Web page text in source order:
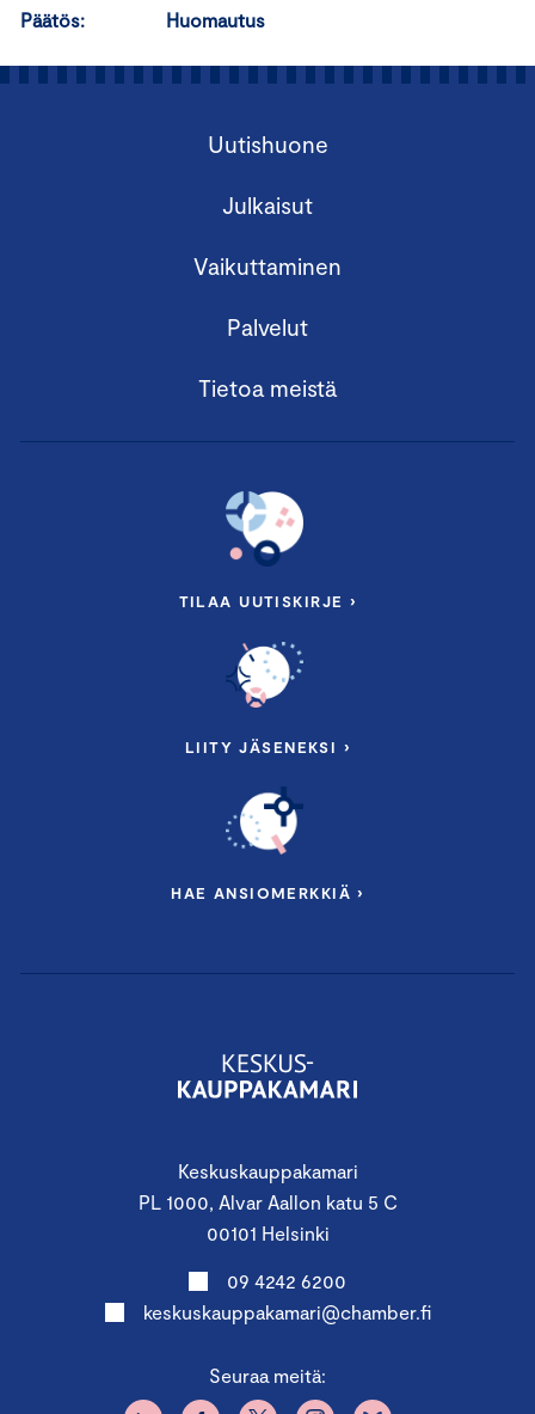
Päätös: Huomautus
Keskuskauppakamari
PL 1000, Alvar Aallon katu 5 C
00101 Helsinki
09 4242 6200
keskuskauppakamari@chamber.fi
Seuraa meitä:
Uutishuone
Julkaisut
Vaikuttaminen
Palvelut
Tietoa meistä
TILAA UUTISKIRJE ›
LIITY JÄSENEKSI ›
HAE ANSIOMERKKIÄ ›